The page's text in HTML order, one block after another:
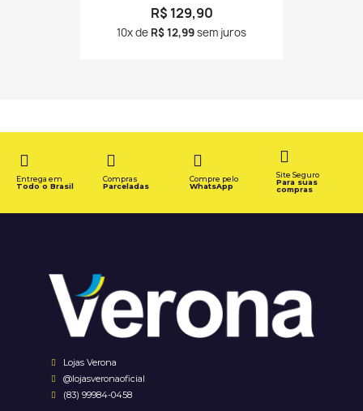
R$ 129,90
10x de R$ 12,99sem juros
Entrega em
Todo o Brasil
Compras
Parceladas
Compre pelo
WhatsApp
Site Seguro
Para suas
compras
Lojas Verona
@lojasveronaoficial
(83) 99984-0458